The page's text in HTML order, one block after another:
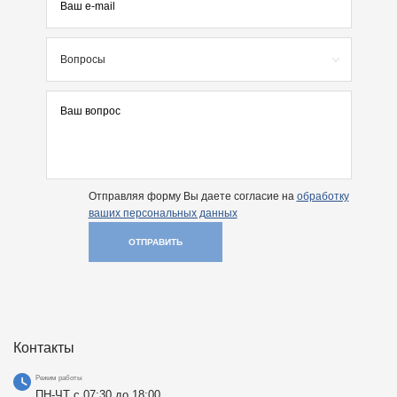
Вопросы
Отправляя форму Вы даете согласие на обработку
ваших персональных данных
ОТПРАВИТЬ
Контакты
Режим работы